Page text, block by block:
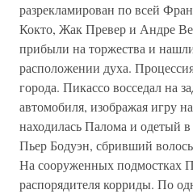
разрекламирован по всей
Кокто, Жак Превер и Андре
прибыли на торжества и
расположении духа.
города. Пикассо восседал на
автомобиля, изображая игру
находилась Палома и одетый
Пьер Бодуэн, сбривший
На сооруженных подмостках
распорядителя корриды. По